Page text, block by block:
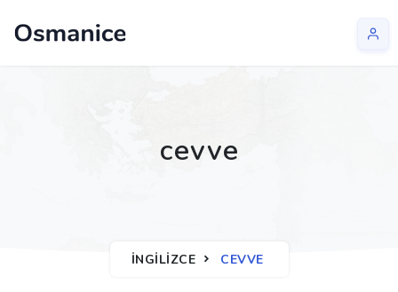
cevve
İNGILIZCE CEVVE